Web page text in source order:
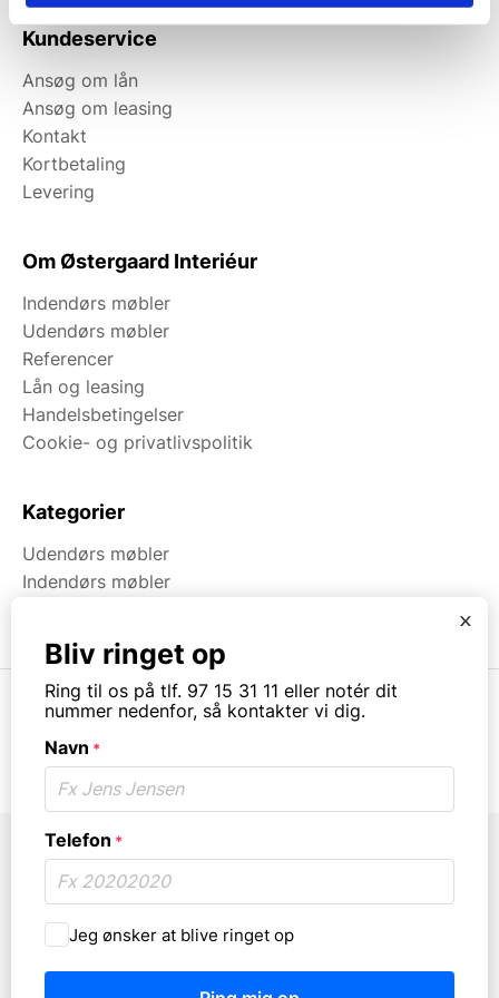
Kundeservice
Ansøg om lån
Ansøg om leasing
Kontakt
Kortbetaling
Levering
Om Østergaard Interiéur
Indendørs møbler
Udendørs møbler
Referencer
Lån og leasing
Handelsbetingelser
Cookie- og privatlivspolitik
Kategorier
Udendørs møbler
Indendørs møbler
x
Bliv ringet op
Ring til os på tlf. 97 15 31 11 eller notér dit
nummer nedenfor, så kontakter vi dig.
Navn *
Telefon *
Må
vi
ringe
Jeg ønsker at blive ringet op